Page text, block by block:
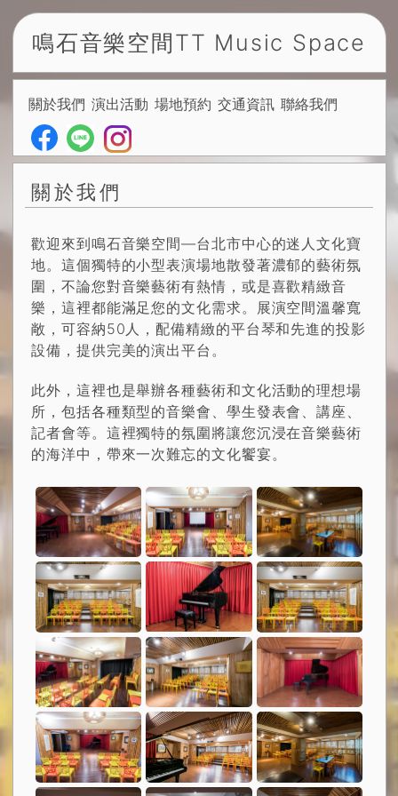
鳴石音樂空間TT Music Space
關於我們 演出活動 場地預約 交通資訊 聯絡我們
關於我們
歡迎來到鳴石音樂空間—台北市中心的迷人文化寶
地。這個獨特的小型表演場地散發著濃郁的藝術氛
圍，不論您對音樂藝術有熱情，或是喜歡精緻音
樂，這裡都能滿足您的文化需求。展演空間溫馨寬
敞，可容納50人，配備精緻的平台琴和先進的投影
設備，提供完美的演出平台。
此外，這裡也是舉辦各種藝術和文化活動的理想場
所，包括各種類型的音樂會、學生發表會、講座、
記者會等。這裡獨特的氛圍將讓您沉浸在音樂藝術
的海洋中，帶來一次難忘的文化饗宴。